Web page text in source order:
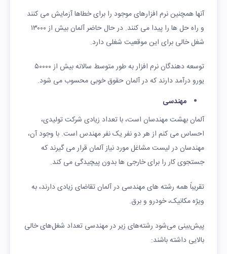
آنها همچنین نرم افزارهای موجود را برای خطاها آزمایش می کنند
و راه حل ها را پیدا می کنند. در حال حاضر آلمان بیش از ۱۳۰۰۰
شغل خالی برای این موقعیت شغلی دارد.
توسعه دهندگان نرم افزار به طور متوسط سالانه بیش از ۵۰۰۰۰
یورو درآمد دارند که در آلمان حقوق خوبی محسوب می شود.
مهندسی
آلمان بهشت مهندسان است، با تعداد زیادی شرکت تولیدی،
احساس می کنم از هر دو نفر یک نفر مهندس است. با وجود آن،
مهندسان در لیست مشاغل مورد نیاز آلمان قرار می گیرند که
جستجوی کار را برای خارجی ها بدون پیچیدگی می کند.
تقریباً همه رشته های مهندسی در آلمان تقاضای زیادی دارند، به
ویژه مکانیک، خودرو و برق.
پیش‌بینی می‌شود رشته‌های زیر در مهندسی تعداد شغل‌های خالی
بالایی داشته باشند: